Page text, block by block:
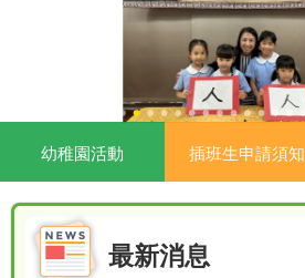
幼稚園活動 插班生申請須知
最新消息